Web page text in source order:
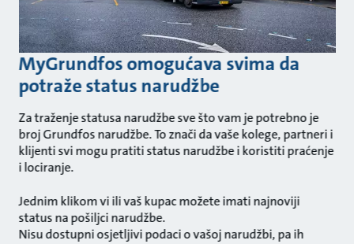
MyGrundfos omogućava svima da
potraže status narudžbe
Za traženje statusa narudžbe sve što vam je potrebno je
broj Grundfos narudžbe. To znači da vaše kolege, partneri i
klijenti svi mogu pratiti status narudžbe i koristiti praćenje
i lociranje.
Jednim klikom vi ili vaš kupac možete imati najnoviji
status na pošiljci narudžbe.
Nisu dostupni osjetljivi podaci o vašoj narudžbi, pa ih